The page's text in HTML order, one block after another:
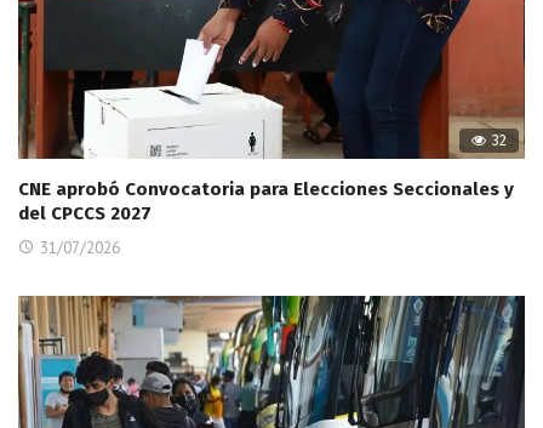
32
CNE aprobó Convocatoria para Elecciones Seccionales y
del CPCCS 2027
31/07/2026